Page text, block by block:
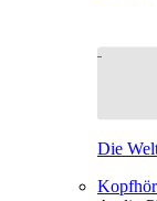
Die